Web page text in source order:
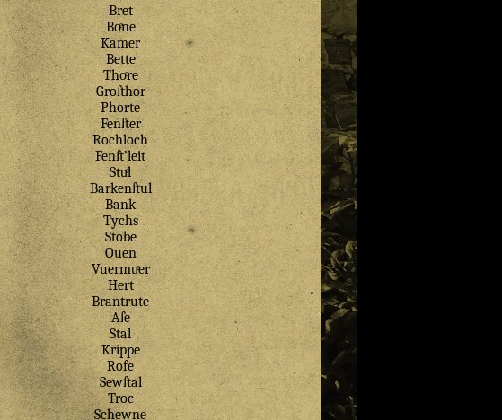
Bret
Boͤne
Kamer
Bette
Thoͤre
Groſthor
Phorte
Fenſter
Rochloch
Fenſt’leit
Stuͤl
Barkenſtul
Bank
Tychs
Stobe
Ouen
Vuermuͤer
Hert
Brantrute
Aſe
Stal
Krippe
Rofe
Sewſtal
Troc
Schewne